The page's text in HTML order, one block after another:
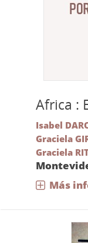
Africa :
Isabel
Graciela
Graciela
Más